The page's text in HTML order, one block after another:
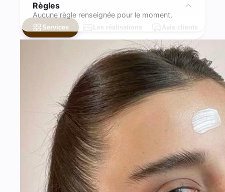
Règles
Aucune règle renseignée pour le moment.
Services Les réalisations Avis clients